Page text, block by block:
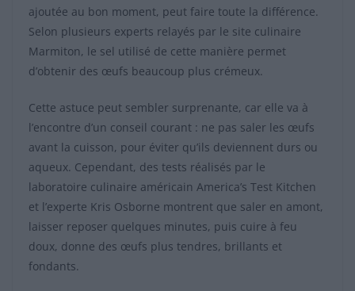
ajoutée au bon moment, peut faire toute la différence.
Selon plusieurs experts relayés par le site culinaire
Marmiton, le sel utilisé de cette manière permet
d’obtenir des œufs beaucoup plus crémeux.
Cette astuce peut sembler surprenante, car elle va à
l’encontre d’un conseil courant : ne pas saler les œufs
avant la cuisson, pour éviter qu’ils deviennent durs ou
aqueux. Cependant, des tests réalisés par le
laboratoire culinaire américain America’s Test Kitchen
et l’experte Kris Osborne montrent que saler en amont,
laisser reposer quelques minutes, puis cuire à feu
doux, donne des œufs plus tendres, brillants et
fondants.